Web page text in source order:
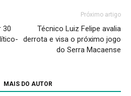
30
Próximo artigo
Técnico Luiz Felipe avalia
derrota e visa o próximo jogo
do Serra Macaense
MAIS DO AUTOR